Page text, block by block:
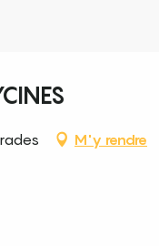
M'y rendre